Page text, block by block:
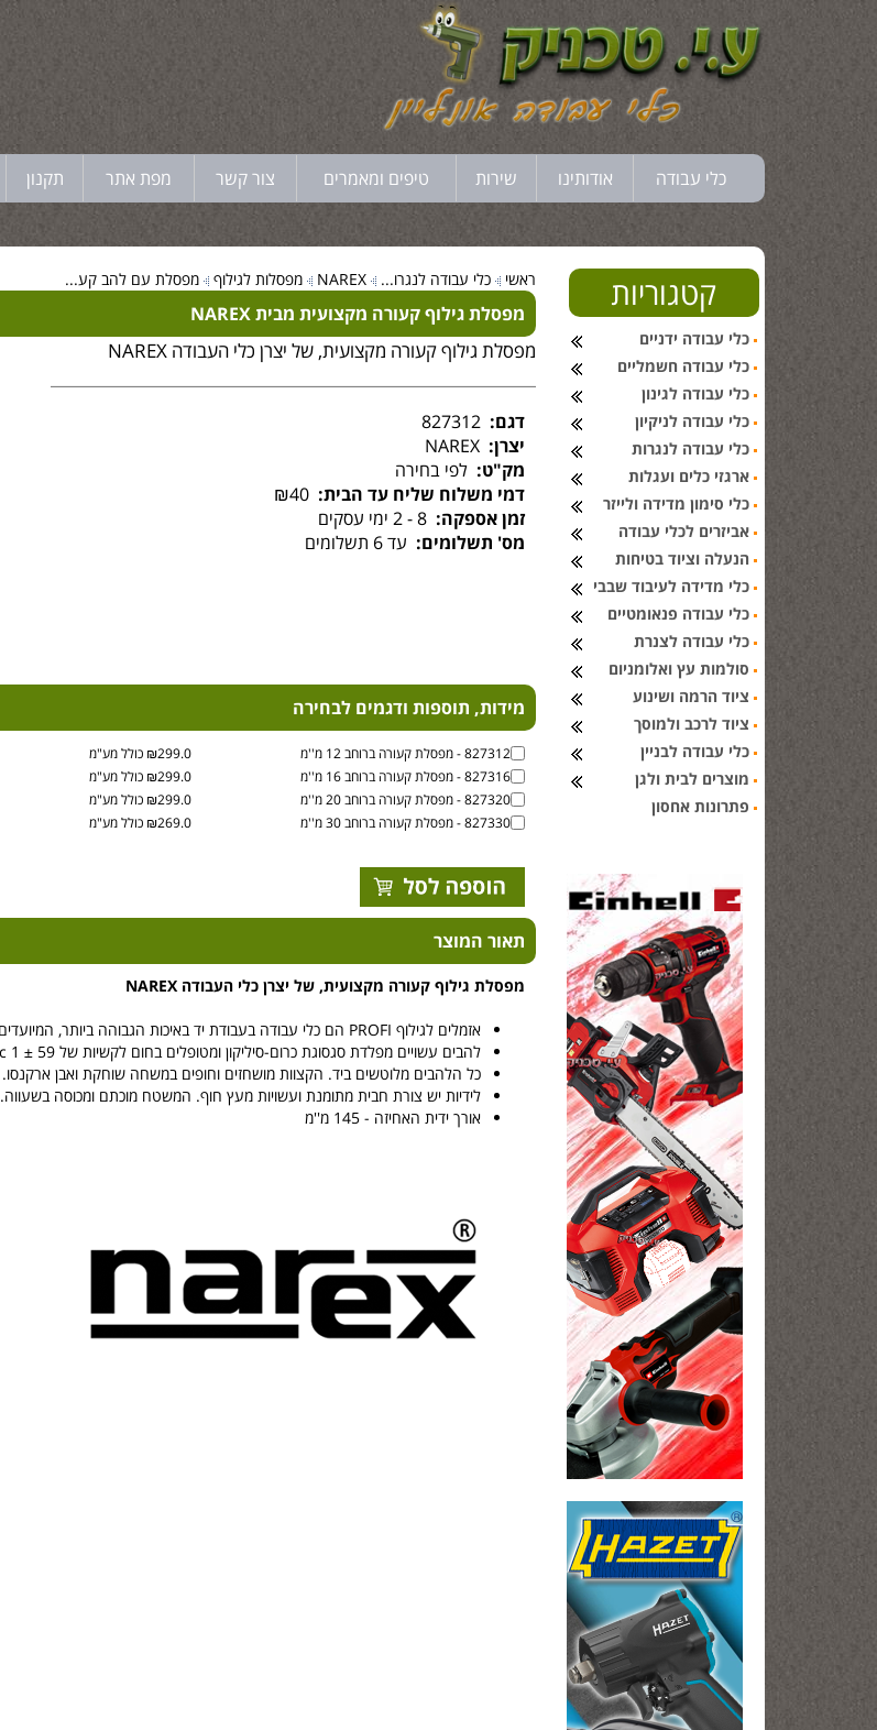
כלי עבודה אודותינו שירות טיפים ומאמרים צור קשר מפת אתר תקנון
ראשי כלי עבודה לנגרו... NAREX מפסלות לגילוף מפסלת עם להב קע...
מפסלת גילוף קעורה מקצועית מבית NAREX
מפסלת גילוף קעורה מקצועית, של יצרן כלי העבודה NAREX
דגם: 827312
יצרן: NAREX
מק"ט: לפי בחירה
דמי משלוח שליח עד הבית: ₪40
זמן אספקה: 8 - 2 ימי עסקים
מס' תשלומים: עד 6 תשלומים
מידות, תוספות ודגמים לבחירה
827312 - מפסלת קעורה ברוחב 12 מ''מ ₪299.0 כולל מע"מ
827316 - מפסלת קעורה ברוחב 16 מ''מ
₪299.0 כולל מע"מ
827320 - מפסלת קעורה ברוחב 20 מ''מ
₪299.0 כולל מע"מ
827330 - מפסלת קעורה ברוחב 30 מ''מ
₪269.0 כולל מע"מ
תאור המוצר
מפסלת גילוף קעורה מקצועית, של יצרן כלי העבודה NAREX
אזמלים לגילוף PROFI הם כלי עבודה בעבודת יד באיכות הגבוהה ביותר, המיועדים במיוחד לגילפים מקצועיים.
להבים עשויים מפלדת סגסוגת כרום-סיליקון ומטופלים בחום לקשיות של 59 ± 1 HRc.
כל הלהבים מלוטשים ביד. הקצוות מושחזים וחופים במשחה שוחקת ואבן ארקנסו.
לידיות יש צורת חבית מתומנת ועשויות מעץ חוף. המשטח מוכתם ומכוסה בשעווה.
אורך ידית האחיזה - 145 מ''מ
קטגוריות
כלי עבודה ידניים
כלי עבודה חשמליים
כלי עבודה לגינון
כלי עבודה לניקיון
כלי עבודה לנגרות
ארגזי כלים ועגלות
כלי סימון מדידה ולייזר
אביזרים לכלי עבודה
הנעלה וציוד בטיחות
כלי מדידה לעיבוד שבבי
כלי עבודה פנאומטיים
כלי עבודה לצנרת
סולמות עץ ואלומניום
ציוד הרמה ושינוע
ציוד לרכב ולמוסך
כלי עבודה לבניין
מוצרים לבית ולגן
פתרונות אחסון